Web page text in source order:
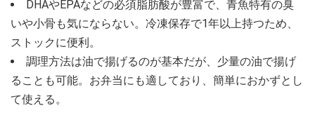
DHAやEPAなどの必須脂肪酸が豊富で、青魚特有の臭
いや小骨も気にならない。冷凍保存で1年以上持つため、
ストックに便利。
調理方法は油で揚げるのが基本だが、少量の油で揚げ
ることも可能。お弁当にも適しており、簡単におかずとし
て使える。